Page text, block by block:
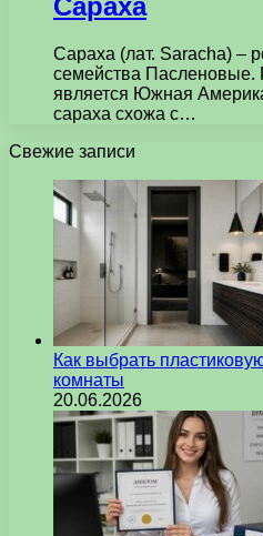
Сараха (лат. Saracha) –
семейства Пасленовые.
является Южная
сараха схожа с…
Свежие записи
Как выбрать
комнаты
20.06.2026